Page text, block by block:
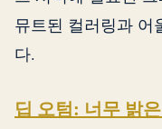
뮤트된 컬러링과 어
다.
딥 오텀: 너무 밝